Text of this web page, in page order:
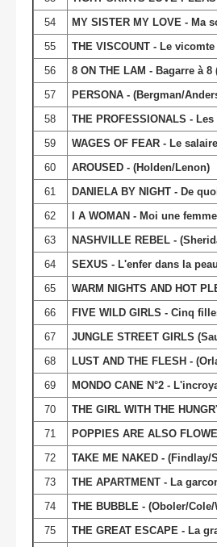
54
MY SISTER MY LOVE - Ma
55
THE VISCOUNT - Le
56
8 ON THE LAM - Bagarre à
57
PERSONA - (Bergman/
58
THE PROFESSIONALS -
59
WAGES OF FEAR - Le
60
AROUSED - (Holden/Lenon)
61
DANIELA BY NIGHT - De
62
I A WOMAN - Moi une
63
NASHVILLE REBEL -
64
SEXUS - L'enfer dans la
65
WARM NIGHTS AND HOT
66
FIVE WILD GIRLS - Cinq
67
JUNGLE STREET GIRLS
68
LUST AND THE FLESH -
69
MONDO CANE N°2 -
70
THE GIRL WITH THE
71
POPPIES ARE ALSO
72
TAKE ME NAKED - (Findlay/
73
THE APARTMENT - La
74
THE BUBBLE - (Oboler/Cole/
75
THE GREAT ESCAPE - La